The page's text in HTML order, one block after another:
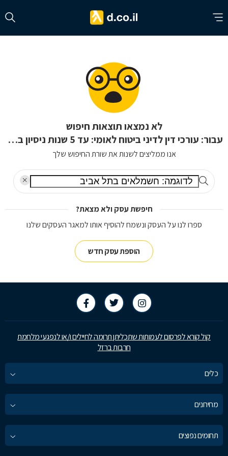
לא נמצאו תוצאות חיפוש
עבור: עורכי דין לדיני ביטוח לאומי: עד 5 שנות ניסיון ברחובות
אנו ממליצים לשנות את שורת החיפוש שלך
חיפשת עסק ולא מצאת?
ספרו לנו על העסק ונשמח להוסיף אותו למאגר העסקים שלנו
הוספת עסק חדש
קול קורא לפרסום לעמותות שתכליתן תרומה לחיילים ו/או לנפגעי מלחמת
חרבות ברזל
כלים
מחירונים
תחומים נפוצים